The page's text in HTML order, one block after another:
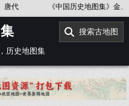
历史地图集》金、南宋 《中
历史地图集
搜索古地图